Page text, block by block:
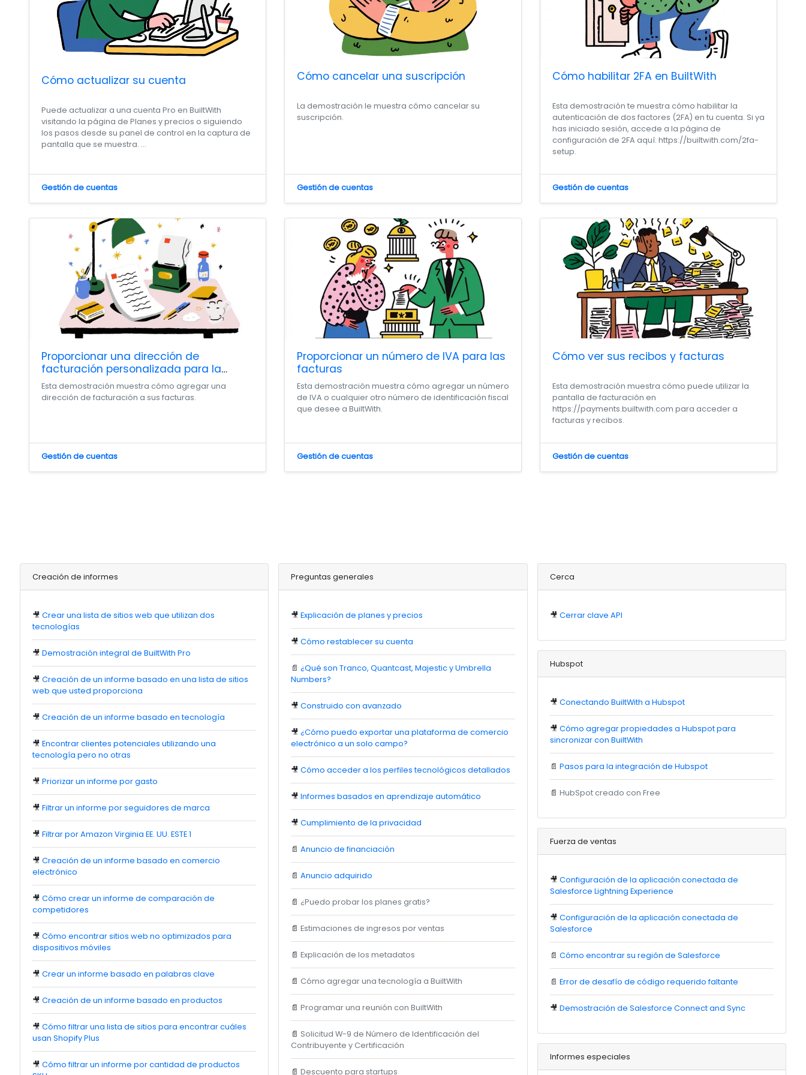
Cómo actualizar su cuenta
Puede actualizar a una cuenta Pro en BuiltWith
visitando la página de Planes y precios o siguiendo
los pasos desde su panel de control en la captura de
pantalla que se muestra. ...
Gestión de cuentas
Cómo cancelar una suscripción
La demostración le muestra cómo cancelar su
suscripción.
Gestión de cuentas
Cómo habilitar 2FA en BuiltWith
Esta demostración te muestra cómo habilitar la
autenticación de dos factores (2FA) en tu cuenta. Si ya
has iniciado sesión, accede a la página de
configuración de 2FA aquí: https://builtwith.com/2fa-
setup.
Gestión de cuentas
Proporcionar una dirección de
facturación personalizada para la
facturación
Esta demostración muestra cómo agregar una
dirección de facturación a sus facturas.
Gestión de cuentas
Proporcionar un número de IVA para las
facturas
Esta demostración muestra cómo agregar un número
de IVA o cualquier otro número de identificación fiscal
que desee a BuiltWith.
Gestión de cuentas
Cómo ver sus recibos y facturas
Esta demostración muestra cómo puede utilizar la
pantalla de facturación en
https://payments.builtwith.com para acceder a
facturas y recibos.
Gestión de cuentas
Creación de informes
🎥 Crear una lista de sitios web que utilizan dos
tecnologías
🎥 Demostración integral de BuiltWith Pro
🎥 Creación de un informe basado en una lista de sitios
web que usted proporciona
🎥 Creación de un informe basado en tecnología
🎥 Encontrar clientes potenciales utilizando una
tecnología pero no otras
🎥 Priorizar un informe por gasto
🎥 Filtrar un informe por seguidores de marca
🎥 Filtrar por Amazon Virginia EE. UU. ESTE 1
🎥 Creación de un informe basado en comercio
electrónico
🎥 Cómo crear un informe de comparación de
competidores
🎥 Cómo encontrar sitios web no optimizados para
dispositivos móviles
🎥 Crear un informe basado en palabras clave
🎥 Creación de un informe basado en productos
🎥 Cómo filtrar una lista de sitios para encontrar cuáles
usan Shopify Plus
🎥 Cómo filtrar un informe por cantidad de productos
Preguntas generales
🎥Explicación de planes y precios
🎥Cómo restablecer su cuenta
📄¿Qué son Tranco, Quantcast, Majestic y Umbrella
Numbers?
🎥Construido con avanzado
🎥¿Cómo puedo exportar una plataforma de comercio
electrónico a un solo campo?
🎥Cómo acceder a los perfiles tecnológicos detallados
🎥Informes basados en aprendizaje automático
🎥Cumplimiento de la privacidad
📄Anuncio de financiación
📄Anuncio adquirido
📄 ¿Puedo probar los planes gratis?
📄Estimaciones de ingresos por ventas
📄Explicación de los metadatos
📄 Cómo agregar una tecnología a BuiltWith
📄Programar una reunión con BuiltWith
📄 Solicitud W-9 de Número de Identificación del
Contribuyente y Certificación
📄Descuento para startups
Cerca
🎥 Cerrar clave API
Hubspot
🎥 Conectando BuiltWith a Hubspot
🎥 Cómo agregar propiedades a Hubspot para
sincronizar con BuiltWith
📄 Pasos para la integración de Hubspot
📄 HubSpot creado con Free
Fuerza de ventas
🎥 Configuración de la aplicación conectada de
Salesforce Lightning Experience
🎥 Configuración de la aplicación conectada de
Salesforce
📄 Cómo encontrar su región de Salesforce
📄 Error de desafío de código requerido faltante
🎥 Demostración de Salesforce Connect and Sync
Informes especiales